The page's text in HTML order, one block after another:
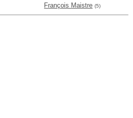
François Maistre (5)